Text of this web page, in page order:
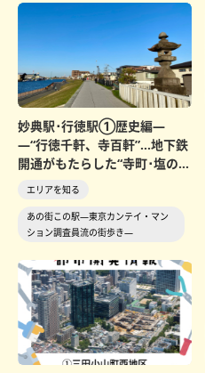
妙典駅･行徳駅①歴史編―
―“行徳千軒、寺百軒”…地下鉄
開通がもたらした“寺町･塩の
町”から住宅地への...
エリアを知る
あの街この駅―東京カンテイ・マン
ション調査員流の街歩き―